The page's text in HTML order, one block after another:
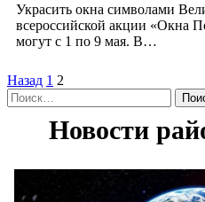
Украсить окна символами
всероссийской акции «Окна
могут с 1 по 9 мая. В…
Пагинация
записей
Назад 1 2
Найти: